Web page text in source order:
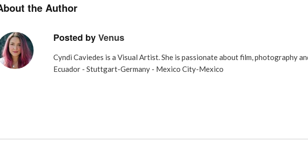
the Author
Posted byVenus
Cyndi Caviedes is a Visual Artist. She is passionate about film, photography
Ecuador - Stuttgart-Germany - Mexico City-Mexico